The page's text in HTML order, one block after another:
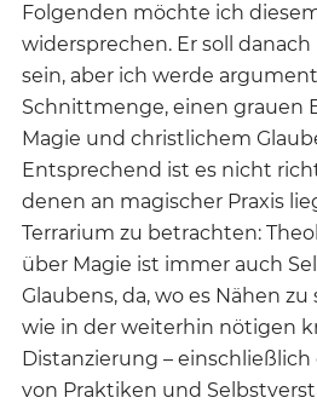
Folgenden möchte ich
widersprechen. Er soll
sein, aber ich werde
Schnittmenge, einen grauen
Magie und christlichem
Entsprechend ist es nicht
denen an magischer Praxis
Terrarium zu betrachten:
über Magie ist immer auch
Glaubens, da, wo es Nähen
wie in der weiterhin nötigen
Distanzierung –
von Praktiken und